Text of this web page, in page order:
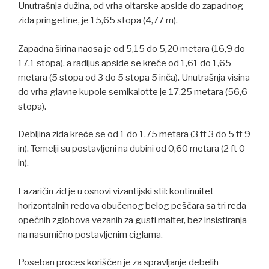
Unutrašnja dužina, od vrha oltarske apside do zapadnog
zida pringetine, je 15,65 stopa (4,77 m).
Zapadna širina naosa je od 5,15 do 5,20 metara (16,9 do
17,1 stopa), a radijus apside se kreće od 1,61 do 1,65
metara (5 stopa od 3 do 5 stopa 5 inča). Unutrašnja visina
do vrha glavne kupole semikalotte je 17,25 metara (56,6
stopa).
Debljina zida kreće se od 1 do 1,75 metara (3 ft 3 do 5 ft 9
in). Temelji su postavljeni na dubini od 0,60 metara (2 ft 0
in).
Lazaričin zid je u osnovi vizantijski stil: kontinuitet
horizontalnih redova obučenog belog peščara sa tri reda
opečnih zglobova vezanih za gusti malter, bez insistiranja
na nasumično postavljenim ciglama.
Poseban proces korišćen je za spravljanje debelih